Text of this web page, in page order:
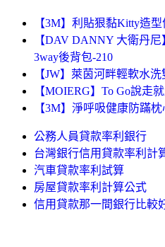
【3M】利貼狠黏Kitty造
【DAV DANNY 大衛丹
3way後背包-210
【JW】萊茵河畔輕軟水
【MOIERG】To Go說走
【3M】淨呼吸健康防蹣
公務人員貸款率利銀行
台灣銀行信用貸款率利計
汽車貸款率利試算
房屋貸款率利計算公式
信用貸款那一間銀行比較